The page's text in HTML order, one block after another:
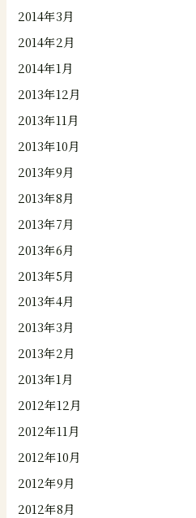
2014年3月
2014年2月
2014年1月
2013年12月
2013年11月
2013年10月
2013年9月
2013年8月
2013年7月
2013年6月
2013年5月
2013年4月
2013年3月
2013年2月
2013年1月
2012年12月
2012年11月
2012年10月
2012年9月
2012年8月